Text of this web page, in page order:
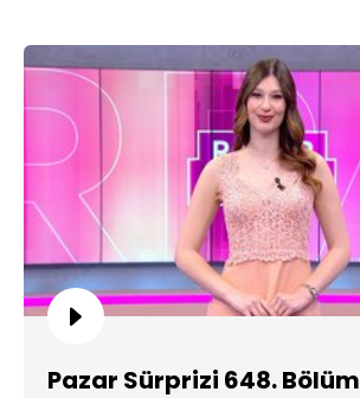
Pazar Sürprizi 648. Bölüm